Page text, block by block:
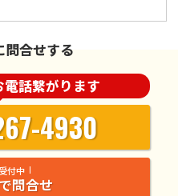
問合せする
電話繋がります
4930
付中
問合せ